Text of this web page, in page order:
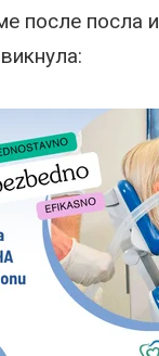
после посла